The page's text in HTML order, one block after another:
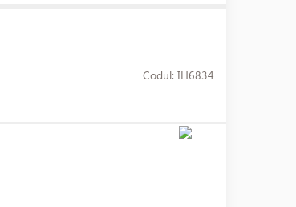
Codul: IH6834